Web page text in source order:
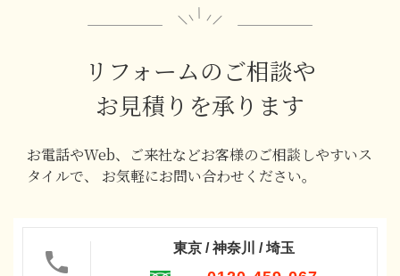
リフォームのご相談や
お見積りを承ります
お電話やWeb、ご来社などお客様のご相談しやすいス
タイルで、
お気軽にお問い合わせください。
東京 / 神奈川 / 埼玉